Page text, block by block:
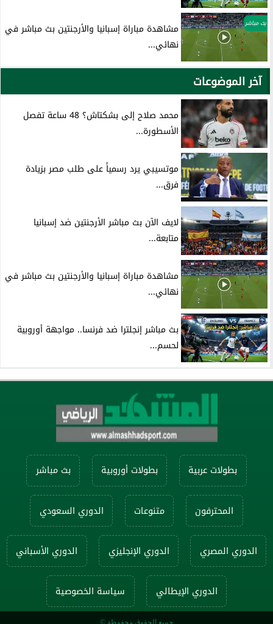
بث مباشر
مشاهدة مباراة إسبانيا والأرجنتين بث مباشر في
نهائي...
آخر الموضوعات
محمد صلاح إلى بشكتاش؟ 48 ساعة تفصل
الأسطورة...
موتسيبي يرد رسمياً على طلب مصر بزيادة
فرق...
لايف الآن بث مباشر الأرجنتين ضد إسبانيا
متابعة...
مشاهدة مباراة إسبانيا والأرجنتين بث مباشر في
نهائي...
بث مباشر إنجلترا ضد فرنسا.. مواجهة أوروبية
لحسم...
بطولات عربية بطولات أوروبية بث مباشر
المحترفون متنوعات الدوري السعودي
الدوري المصري الدوري الإنجليزي الدوري الأسباني
الدوري الإيطالي سياسة الخصوصية
جميع الحقوق محفوظة ©